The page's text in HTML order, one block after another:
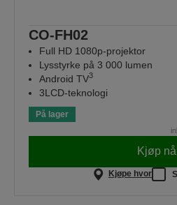
CO-FH02
Full HD 1080p-projektor
Lysstyrke på 3 000 lumen
Android TV3
3LCD-teknologi
På lager
Kjøp nå
Kjøpe hvor